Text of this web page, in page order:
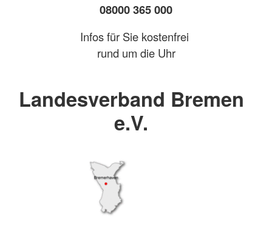
08000 365 000
Infos für Sie kostenfrei
rund um die Uhr
Landesverband Bremen
e.V.